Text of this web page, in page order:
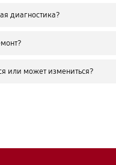
диагностика?
или может измениться?